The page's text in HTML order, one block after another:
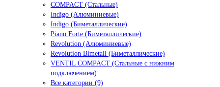
COMPACT (Стальные)
Indigo (Алюминиевые)
Indigo (Биметаллические)
Piano Forte (Биметаллические)
Revolution (Алюминиевые)
Revolution Bimetall (Биметаллические)
VENTIL COMPACT (Стальные с нижним
подключением)
Все категории (9)